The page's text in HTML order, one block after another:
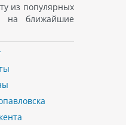
из популярных
на ближайшие